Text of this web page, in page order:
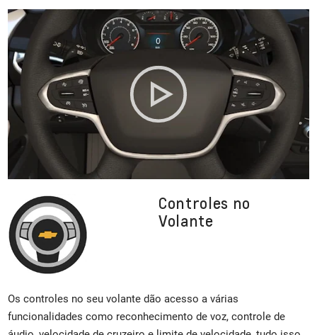
Controles no
Volante
Os controles no seu volante dão acesso a várias
funcionalidades como reconhecimento de voz, controle de